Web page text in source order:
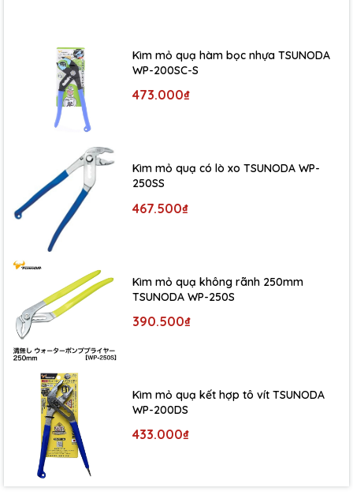
Kìm mỏ quạ hàm bọc nhựa TSUNODA
WP-200SC-S
473.000₫
Kìm mỏ quạ có lò xo TSUNODA WP-
250SS
467.500₫
Kìm mỏ quạ không rãnh 250mm
TSUNODA WP-250S
390.500₫
Kìm mỏ quạ kết hợp tô vít TSUNODA
WP-200DS
433.000₫